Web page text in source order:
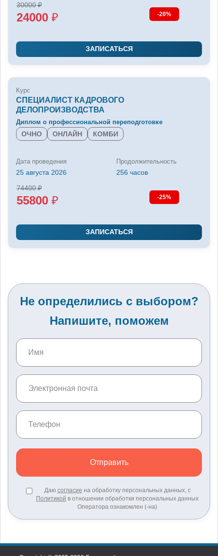
30000₽
24000 ₽ -20%
ЗАПИСАТЬСЯ
Курс
СПЕЦИАЛИСТ КАДРОВОГО
ДЕЛОПРОИЗВОДСТВА
Диплом о профессиональной переподготовке
ОЧНО ОНЛАЙН КОМБИ
Дата проведения
25 августа 2026
74400₽
55800 ₽
Продолжительность
256 часов
-25%
ЗАПИСАТЬСЯ
Не определились с выбором?
Напишите, поможем
Отправить
Даю согласие на обработку персональных данных, с
Политикой в отношении обработки персональных данных
Оператора ознакомлен (-на)